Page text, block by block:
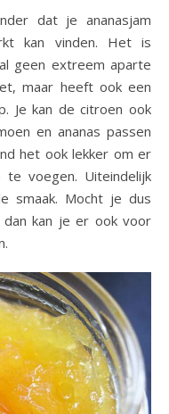
dat je ananasjam
kan vinden. Het is
geen extreem aparte
maar heeft ook een
Je kan de citroen ook
en ananas passen
het ook lekker om er
voegen. Uiteindelijk
smaak. Mocht je dus
kan je er ook voor